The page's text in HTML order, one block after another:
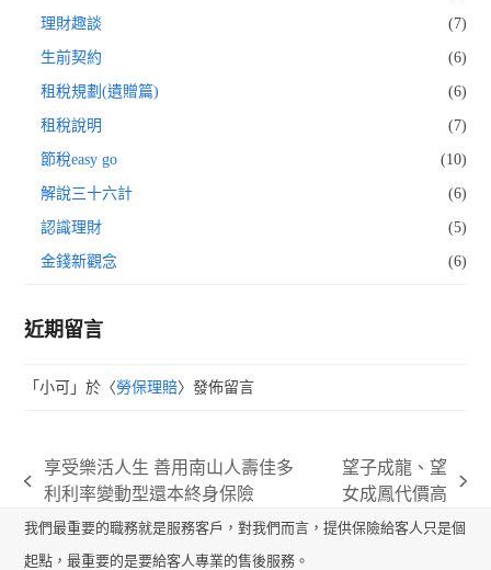
理財趣談 (7)
生前契約 (6)
租稅規劃(遺贈篇) (6)
租稅說明 (7)
節稅easy go (10)
解說三十六計 (6)
認識理財 (5)
金錢新觀念 (6)
近期留言
「小可 」於〈勞保理賠〉發佈留言
previous
post:
享受樂活人生 善用南山人壽佳多
利利率變動型還本終身保險
next
post:
望子成龍、望
女成鳳代價高
我們最重要的職務就是服務客戶，對我們而言，提供保險給客人只是個
起點，最重要的是要給客人專業的售後服務。